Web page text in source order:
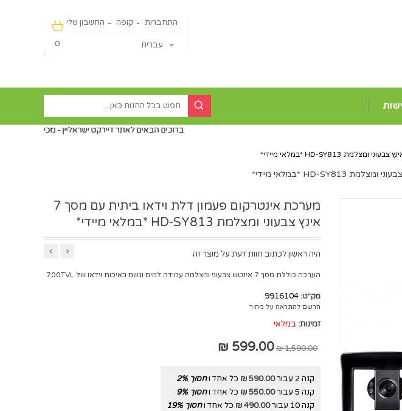
0
החשבון שלי קופה התחברות
עברית
ברוכים הבאים לאתר דיירקט ישראליין - מכירה מהיבואן ישירות לצרכן
מערכת אינטרקום פעמון דלת וידאו ביתית עם מסך 7
אינץ צבעוני ומצלמת HD-SY813 *במלאי מיידי*
היה ראשון לכתוב חוות דעת על מוצר זה
הערכה כוללת מסך 7 אינטש צבעוני ומצלמה עמידה למים וגשם באיכות וידאו של 700TVL
מק"ט: 9916104
הרשם להתראה על מחיר
זמינות: במלאי
1,590.00 ₪
599.00 ₪
קנה 2 עבור 590.00 ₪ כל אחד וחסוך 2%
קנה 5 עבור
550.00 ₪ כל אחד וחסוך 9%
קנה 10 עבור
490.00 ₪ כל אחד וחסוך 19%